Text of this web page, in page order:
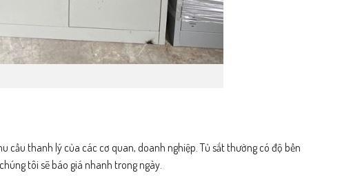
cầu thanh lý của các cơ quan, doanh nghiệp. Tủ sắt thường có độ bền
tôi sẽ báo giá nhanh trong ngày.